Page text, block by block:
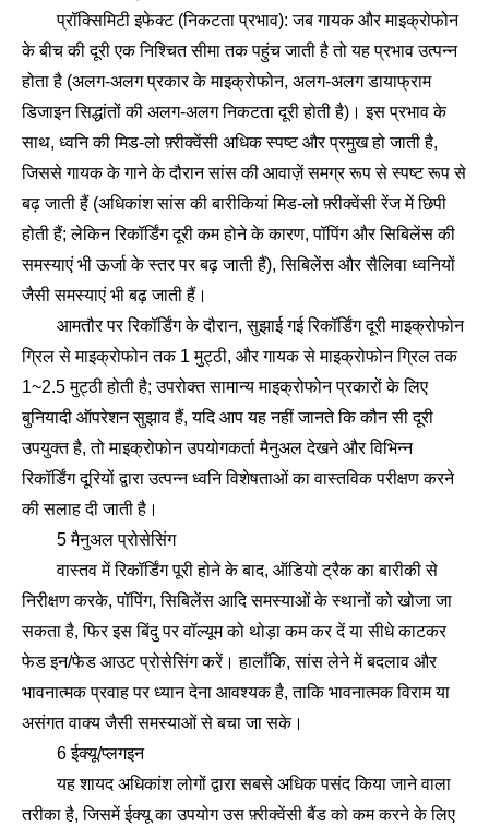
प्रॉक्सिमिटी इफेक्ट (निकटता प्रभाव): जब गायक और माइक्रोफोन
के बीच की दूरी एक निश्चित सीमा तक पहुंच जाती है तो यह प्रभाव उत्पन्न
होता है (अलग-अलग प्रकार के माइक्रोफोन, अलग-अलग डायाफ्राम
डिजाइन सिद्धांतों की अलग-अलग निकटता दूरी होती है)। इस प्रभाव के
साथ, ध्वनि की मिड-लो फ़्रीक्वेंसी अधिक स्पष्ट और प्रमुख हो जाती है,
जिससे गायक के गाने के दौरान सांस की आवाज़ें समग्र रूप से स्पष्ट रूप से
बढ़ जाती हैं (अधिकांश सांस की बारीकियां मिड-लो फ़्रीक्वेंसी रेंज में छिपी
होती हैं; लेकिन रिकॉर्डिंग दूरी कम होने के कारण, पॉपिंग और सिबिलेंस की
समस्याएं भी ऊर्जा के स्तर पर बढ़ जाती हैं), सिबिलेंस और सैलिवा ध्वनियों
जैसी समस्याएं भी बढ़ जाती हैं।
आमतौर पर रिकॉर्डिंग के दौरान, सुझाई गई रिकॉर्डिंग दूरी माइक्रोफोन
ग्रिल से माइक्रोफोन तक 1 मुट्ठी, और गायक से माइक्रोफोन ग्रिल तक
1~2.5 मुट्ठी होती है; उपरोक्त सामान्य माइक्रोफोन प्रकारों के लिए
बुनियादी ऑपरेशन सुझाव हैं, यदि आप यह नहीं जानते कि कौन सी दूरी
उपयुक्त है, तो माइक्रोफोन उपयोगकर्ता मैनुअल देखने और विभिन्न
रिकॉर्डिंग दूरियों द्वारा उत्पन्न ध्वनि विशेषताओं का वास्तविक परीक्षण करने
की सलाह दी जाती है।
5 मैनुअल प्रोसेसिंग
वास्तव में रिकॉर्डिंग पूरी होने के बाद, ऑडियो ट्रैक का बारीकी से
निरीक्षण करके, पॉपिंग, सिबिलेंस आदि समस्याओं के स्थानों को खोजा जा
सकता है, फिर इस बिंदु पर वॉल्यूम को थोड़ा कम कर दें या सीधे काटकर
फेड इन/फेड आउट प्रोसेसिंग करें। हालाँकि, सांस लेने में बदलाव और
भावनात्मक प्रवाह पर ध्यान देना आवश्यक है, ताकि भावनात्मक विराम या
असंगत वाक्य जैसी समस्याओं से बचा जा सके।
6 ईक्यू/प्लगइन
यह शायद अधिकांश लोगों द्वारा सबसे अधिक पसंद किया जाने वाला
तरीका है, जिसमें ईक्यू का उपयोग उस फ़्रीक्वेंसी बैंड को कम करने के लिए